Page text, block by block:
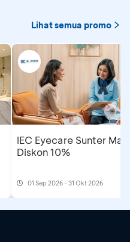
Lihat semua promo
IEC Eyecare Sunter
Diskon 10%
01 Sep 2026 - 31 Okt 2026